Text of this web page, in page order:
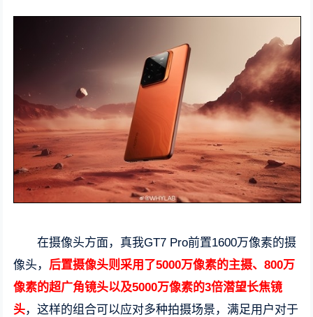
在摄像头方面，真我GT7 Pro前置1600万像素的摄
像头， 后置摄像头则采用了5000万像素的主摄、800万
像素的超广角镜头以及5000万像素的3倍潜望长焦镜
头，这样的组合可以应对多种拍摄场景，满足用户对于